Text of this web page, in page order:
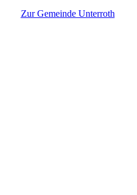
Zur Gemeinde Unterroth